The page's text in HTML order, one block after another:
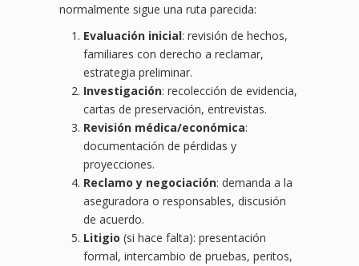
normalmente sigue una ruta parecida:
Evaluación inicial: revisión de hechos,
familiares con derecho a reclamar,
estrategia preliminar.
Investigación: recolección de evidencia,
cartas de preservación, entrevistas.
Revisión médica/económica:
documentación de pérdidas y
proyecciones.
Reclamo y negociación: demanda a la
aseguradora o responsables, discusión
de acuerdo.
Litigio (si hace falta): presentación
formal, intercambio de pruebas, peritos,